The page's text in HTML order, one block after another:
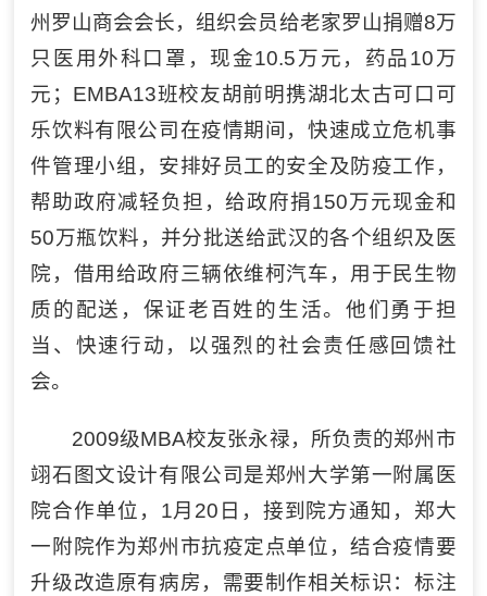
州罗山商会会长，组织会员给老家罗山捐赠8万
只医用外科口罩，现金10.5万元，药品10万
元；EMBA13班校友胡前明携湖北太古可口可
乐饮料有限公司在疫情期间，快速成立危机事
件管理小组，安排好员工的安全及防疫工作，
帮助政府减轻负担，给政府捐150万元现金和
50万瓶饮料，并分批送给武汉的各个组织及医
院，借用给政府三辆依维柯汽车，用于民生物
质的配送，保证老百姓的生活。他们勇于担
当、快速行动，以强烈的社会责任感回馈社
会。
2009级MBA校友张永禄，所负责的郑州市
翊石图文设计有限公司是郑州大学第一附属医
院合作单位，1月20日，接到院方通知，郑大
一附院作为郑州市抗疫定点单位，结合疫情要
升级改造原有病房，需要制作相关标识：标注